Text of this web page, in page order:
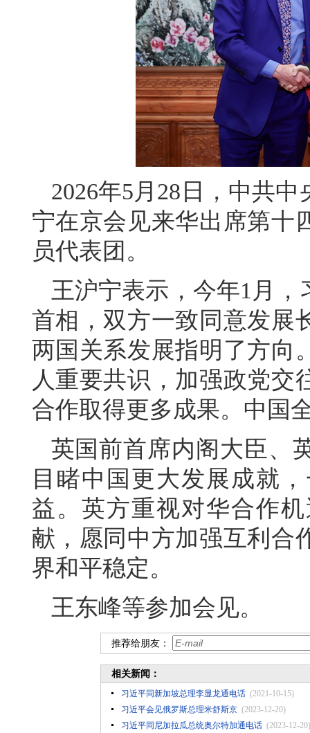
2026年5月28日，中共
宁在京会见来华出席第十
员代表团。
王沪宁表示，今年1月
首相，双方一致同意发展
两国关系发展指明了方向
人重要共识，加强政党交
合作取得更多成果。中国
英国前首席内阁大臣、
目睹中国更大发展成就
益。英方重视对华合作
献，愿同中方加强互利合
界和平稳定。
王东峰等参加会见。
推荐给朋友：
相关新闻：
习近平同新加坡总理李显龙通电话 (2021-10-15)
习近平会见俄罗斯总理米舒斯京 (2023-12-20)
习近平同尼加拉瓜总统奥尔特加通电话 (2023-12-20)